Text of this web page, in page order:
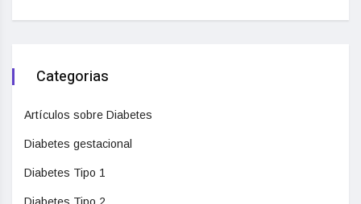
Categorias
Artículos sobre Diabetes
Diabetes gestacional
Diabetes Tipo 1